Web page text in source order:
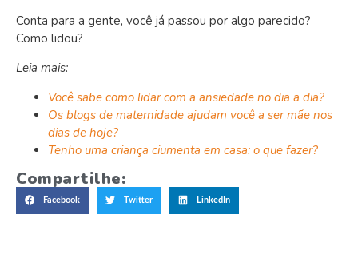
Conta para a gente, você já passou por algo parecido?
Como lidou?
Leia mais:
Você sabe como lidar com a ansiedade no dia a dia?
Os blogs de maternidade ajudam você a ser mãe nos
dias de hoje?
Tenho uma criança ciumenta em casa: o que fazer?
Compartilhe:
Facebook Twitter LinkedIn